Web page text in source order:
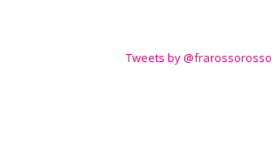
Tweets by @frarossorosso